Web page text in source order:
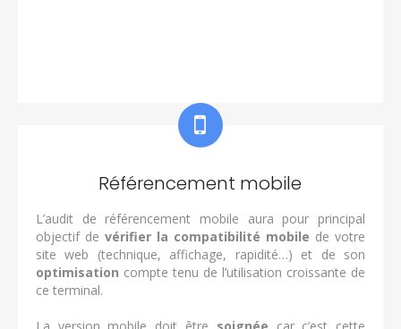
Référencement mobile
L’audit de référencement mobile aura pour principal
objectif de vérifier la compatibilité mobile de votre
site web (technique, affichage, rapidité…) et de son
optimisation compte tenu de l’utilisation croissante de
ce terminal.